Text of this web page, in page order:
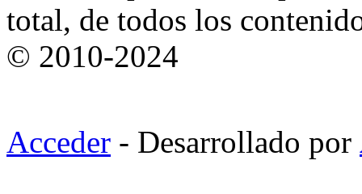
total, de todos los
© 2010-2024
Acceder - Desarrollado por